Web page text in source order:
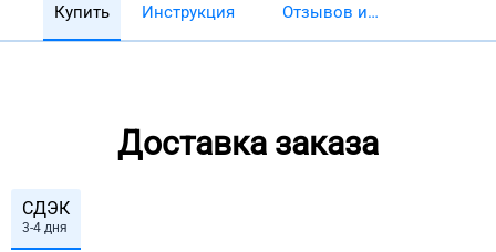
Купить Инструкция
Отзывов и
Доставка заказа
СДЭК
3-4 дня